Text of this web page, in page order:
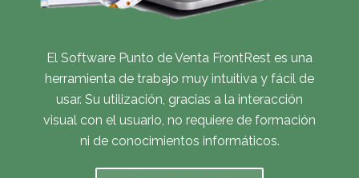
El Software Punto de Venta FrontRest es una
herramienta de trabajo muy intuitiva y fácil de
usar. Su utilización, gracias a la interacción
visual con el usuario, no requiere de formación
ni de conocimientos informáticos.